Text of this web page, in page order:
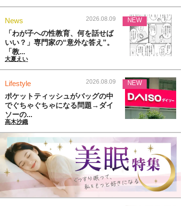
News 2026.08.09
「わが子への性教育、何を話せば
いい？」専門家の“意外な答え”。
「教...
大夏えい
NEW
Lifestyle 2026.08.09
ポケットティッシュがバッグの中
でぐちゃぐちゃになる問題→ダイ
ソーの...
高木沙織
NEW